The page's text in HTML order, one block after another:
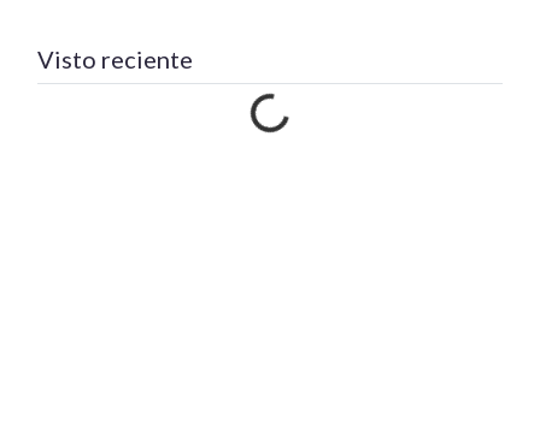
Visto reciente
Cargando…